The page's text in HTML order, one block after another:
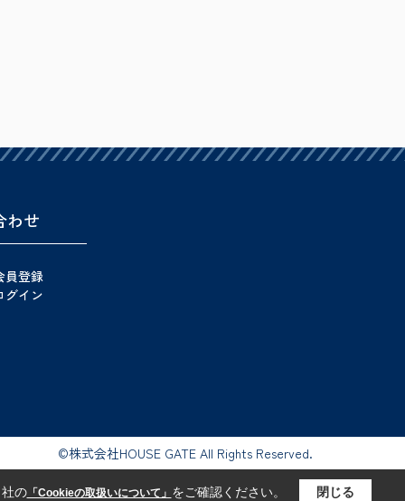
わせ
員登録
グイン
©株式会社HOUSE GATE All Rights Reserved.
の「Cookieの取扱いについて」 をご確認ください。 閉じる